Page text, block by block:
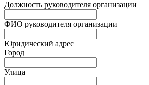
Должность руководителя организации
ФИО руководителя организации
Юридический адрес
Город
Улица